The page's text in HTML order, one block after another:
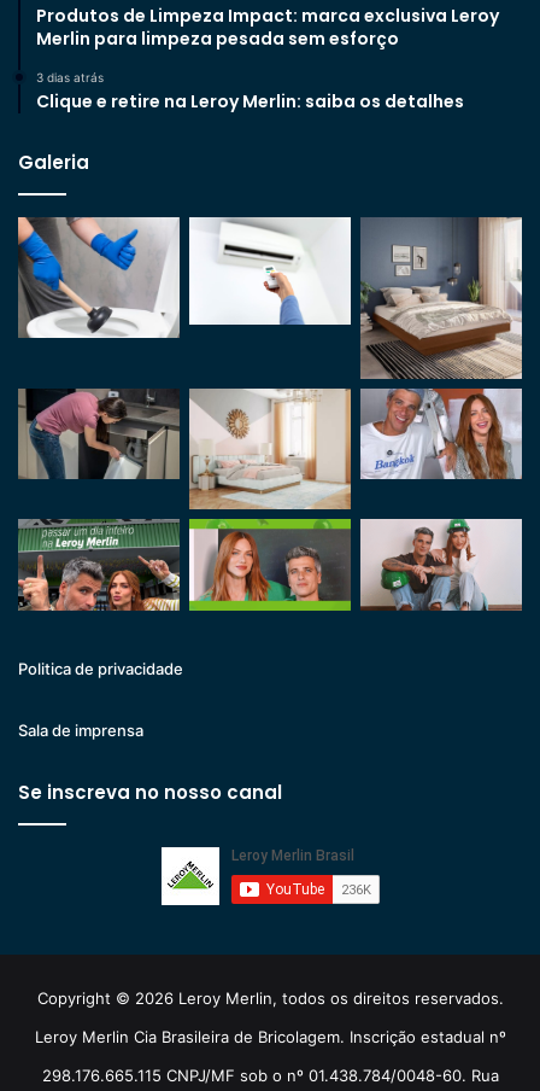
Produtos de Limpeza Impact: marca exclusiva Leroy
Merlin para limpeza pesada sem esforço
3 dias atrás
Clique e retire na Leroy Merlin: saiba os detalhes
Galeria
Politica de privacidade
Sala de imprensa
Se inscreva no nosso canal
Copyright © 2026 Leroy Merlin, todos os direitos reservados.
Leroy Merlin Cia Brasileira de Bricolagem. Inscrição estadual nº
298.176.665.115 CNPJ/MF sob o nº 01.438.784/0048-60. Rua